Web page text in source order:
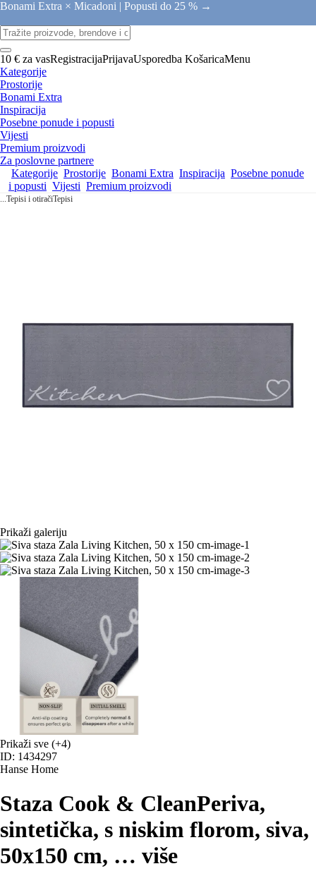
Bonami Extra × Micadoni | Popusti do 25 % →
10 € za vasRegistracijaPrijavaUsporedba KošaricaMenu
Kategorije
Prostorije
Bonami Extra
Inspiracija
Posebne ponude i popusti
Vijesti
Premium proizvodi
Za poslovne partnere
Kategorije Prostorije Bonami Extra Inspiracija Posebne ponude
i popusti Vijesti Premium proizvodi
...Tepisi i otiračiTepisi
Prikaži galeriju
Prikaži sve (+4)
ID: 1434297
Hanse Home
Staza Cook & CleanPeriva,
sintetička, s niskim florom, siva,
50x150 cm, … više